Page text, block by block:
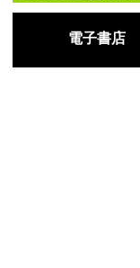
電子書店